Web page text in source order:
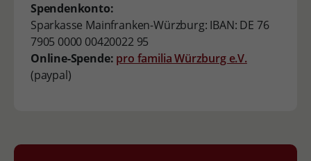
Spendenkonto:
Sparkasse Mainfranken-Würzburg: IBAN: DE 76
7905 0000 00420022 95
Online-Spende: pro familia Würzburg e.V.
(paypal)